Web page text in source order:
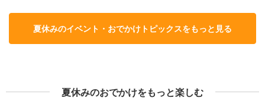
夏休みのイベント・おでかけトピックスをもっと見る
夏休みのおでかけをもっと楽しむ